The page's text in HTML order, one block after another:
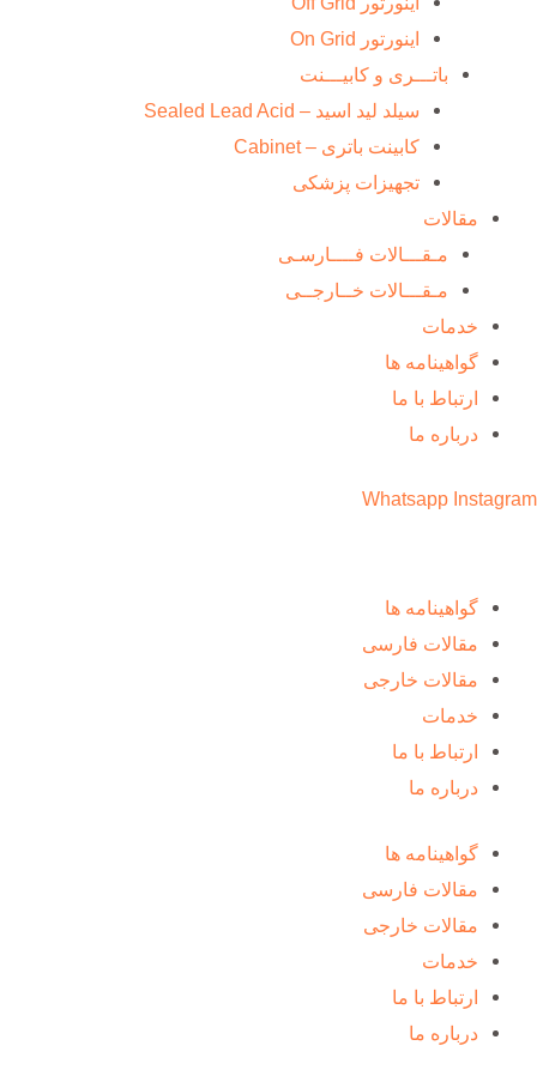
اینورتور On Grid
باتـــری و کابیـــنت
سیلد لید اسید – Sealed Lead Acid
کابینت باتری – Cabinet
تجهیزات پزشکی
مقالات
مـقـــالات فــــارسـی
مـقـــالات خــارجــی
خدمات
گواهینامه ها
ارتباط با ما
درباره ما
Whatsapp Instagram
گواهینامه ها
مقالات فارسی
مقالات خارجی
خدمات
ارتباط با ما
درباره ما
گواهینامه ها
مقالات فارسی
مقالات خارجی
خدمات
ارتباط با ما
درباره ما